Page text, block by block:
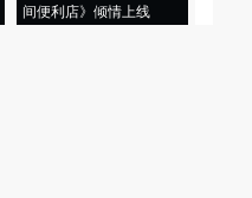
间便利店》倾情上线